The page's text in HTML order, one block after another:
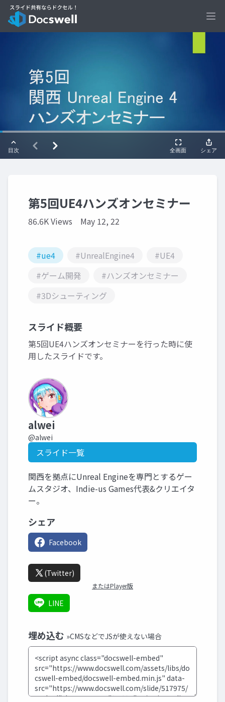
第5回UE4ハンズオンセミナー
86.6K Views May 12, 22
#ue4 #UnrealEngine4
#UE4
#ゲーム開発
#ハンズオンセミナー
#3Dシューティング
スライド概要
第5回UE4ハンズオンセミナーを行った時に使
用したスライドです。
alwei
@alwei
スライド一覧
関西を拠点にUnreal Engineを専門とするゲー
ムスタジオ、Indie-us Games代表&クリエイタ
ー。
シェア
Facebook
(Twitter)
またはPlayer版
LINE
埋め込む »CMSなどでJSが使えない場合